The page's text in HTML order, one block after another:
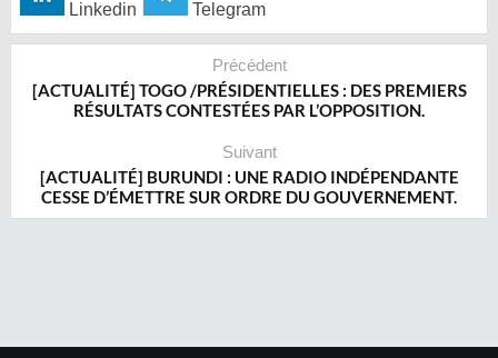
Linkedin Telegram
Précédent
[ACTUALITÉ] TOGO /PRÉSIDENTIELLES : DES PREMIERS
RÉSULTATS CONTESTÉES PAR L’OPPOSITION.
Suivant
[ACTUALITÉ] BURUNDI : UNE RADIO INDÉPENDANTE
CESSE D’ÉMETTRE SUR ORDRE DU GOUVERNEMENT.